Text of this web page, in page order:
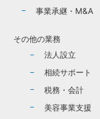
事業承継・M&A
その他の業務
法人設立
相続サポート
税務・会計
美容事業支援